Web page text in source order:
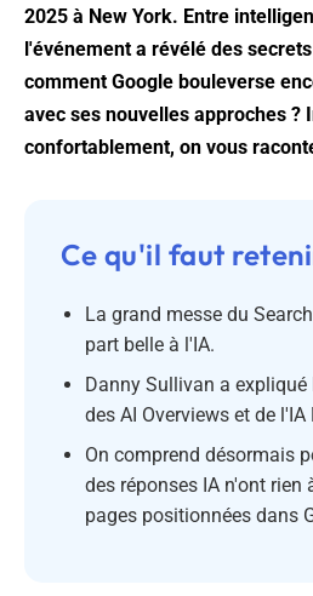
2025 à New York. Entre
l'événement a révélé des
comment Google bouleverse
avec ses nouvelles approches ?
confortablement, on vous
Ce qu'il faut
La grand messe du
part belle à l'IA.
Danny Sullivan a
des AI Overviews et de l'IA
On comprend désormais
des réponses IA n'ont rien
pages positionnées dans